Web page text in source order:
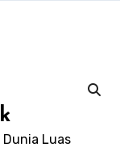
Dunia Luas